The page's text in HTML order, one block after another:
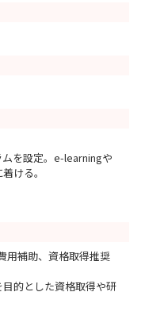
を設定。e-learningや
ける。
補助、資格取得推奨
的とした資格取得や研